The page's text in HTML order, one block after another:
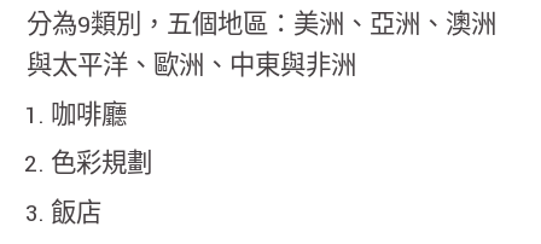
分為9類別，五個地區：美洲、亞洲、澳洲
與太平洋、歐洲、中東與非洲
咖啡廳
色彩規劃
飯店